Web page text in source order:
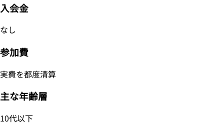
入会金
なし
参加費
実費を都度清算
主な年齢層
10代以下